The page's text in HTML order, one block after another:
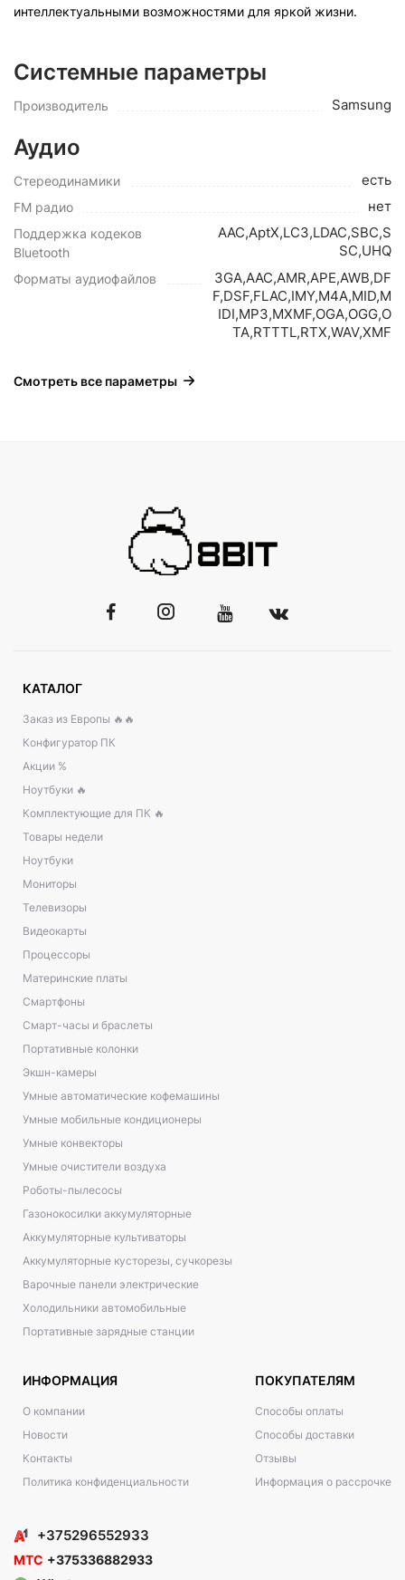
интеллектуальными возможностями для яркой жизни.
Системные параметры
Производитель Samsung
Аудио
Стереодинамики есть
FM радио нет
Поддержка кодеков
Bluetooth
AAC,AptX,LC3,LDAC,SBC,S
SC,UHQ
Форматы аудиофайлов
3GA,AAC,AMR,APE,AWB,DF
F,DSF,FLAC,IMY,M4A,MID,M
IDI,MP3,MXMF,OGA,OGG,O
TA,RTTTL,RTX,WAV,XMF
Смотреть все параметры
КАТАЛОГ
Заказ из Европы 🔥🔥
Конфигуратор ПК
Акции %
Ноутбуки 🔥
Комплектующие для ПК 🔥
Товары недели
Ноутбуки
Мониторы
Телевизоры
Видеокарты
Процессоры
Материнские платы
Смартфоны
Смарт-часы и браслеты
Портативные колонки
Экшн-камеры
Умные автоматические кофемашины
Умные мобильные кондиционеры
Умные конвекторы
Умные очистители воздуха
Роботы-пылесосы
Газонокосилки аккумуляторные
Аккумуляторные культиваторы
Аккумуляторные кусторезы, сучкорезы
Варочные панели электрические
Холодильники автомобильные
Портативные зарядные станции
ИНФОРМАЦИЯ
О компании
Новости
Контакты
Политика конфиденциальности
ПОКУПАТЕЛЯМ
Способы оплаты
Способы доставки
Отзывы
Информация о рассрочке
+375296552933
МТС +375336882933